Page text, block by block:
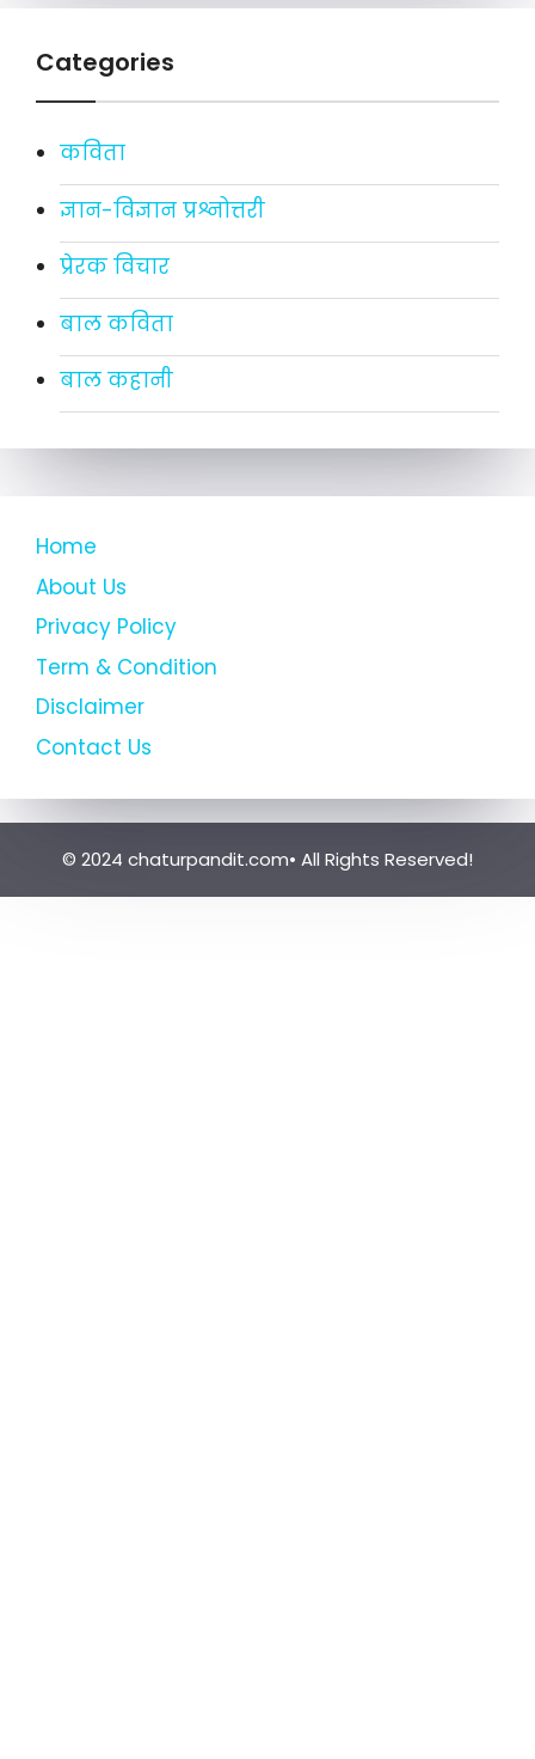
Categories
कविता
ज्ञान-विज्ञान प्रश्नोत्तरी
प्रेरक विचार
बाल कविता
बाल कहानी
Home
About Us
Privacy Policy
Term & Condition
Disclaimer
Contact Us
© 2024 chaturpandit.com• All Rights Reserved!